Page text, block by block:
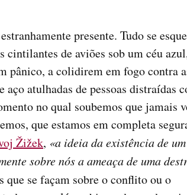
presente. Tudo se
cintilantes de aviões sob um céu
pânico, a colidirem em fogo contra
atulhadas de pessoas distraídas
no qual soubemos que jamais
que estamos em completa
Žižek, «a ideia da existência de
sobre nós a ameaça de uma
que se façam sobre o conflito ou o